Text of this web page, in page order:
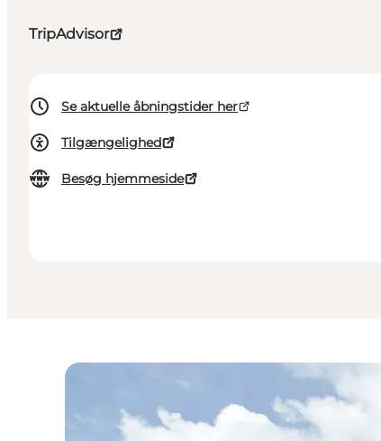
TripAdvisor
Se aktuelle åbningstider her
Tilgængelighed
Besøg hjemmeside